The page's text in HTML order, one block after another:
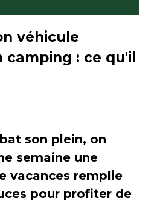
véhicule
: ce qu'il
son plein, on
semaine une
vacances remplie
pour profiter de